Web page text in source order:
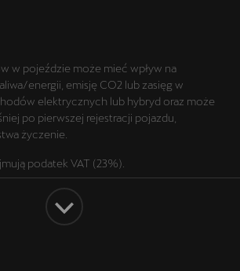
w pojeździe może mieć wpływ na
energii, emisję CO2 lub zasięg w
elektrycznych lub hybryd oraz może
po pierwszej rejestracji pojazdu,
życzenie.
podatek VAT (23%).
informacje, w szczególności zdjęcia,
opisy, rysunki lub parametry techniczne
w rozumieniu Kodeksu cywilnego oraz nie